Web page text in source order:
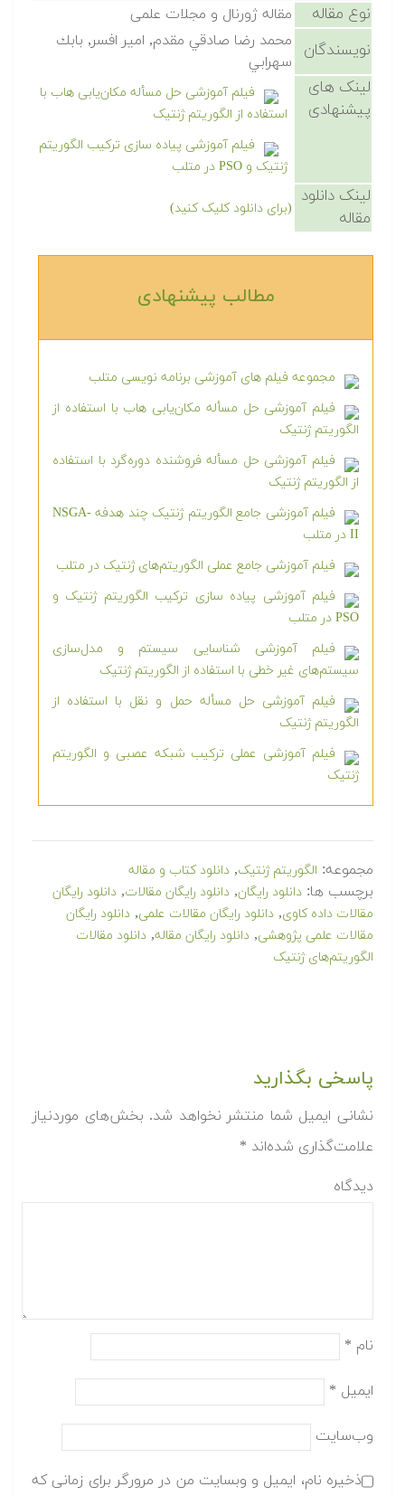
نوع مقاله مقاله ژورنال و مجلات علمی
نویسندگان
محمد رضا صادقي مقدم, امير افسر, بابك
سهرابي
لینک های
پیشنهادی
فیلم آموزشی حل مسأله مکان‌یابی هاب با
استفاده از الگوریتم ژنتیک
فیلم آموزشی پیاده سازی ترکیب الگوریتم
ژنتیک و PSO در متلب
لینک دانلود
مقاله
(برای دانلود کلیک کنید)
مطالب پیشنهادی‎
مجموعه فیلم های آموزشی برنامه نویسی متلب
فیلم آموزشی حل مسأله مکان‌یابی هاب با استفاده از
الگوریتم ژنتیک
فیلم آموزشی حل مسأله فروشنده دوره‌گرد با استفاده
از الگوریتم ژنتیک
فیلم آموزشی جامع الگوریتم ژنتیک چند هدفه NSGA-
II در متلب
فیلم آموزشی جامع عملی الگوریتم‌های ژنتیک در متلب
فیلم آموزشی پیاده سازی ترکیب الگوریتم ژنتیک و
PSO در متلب
فیلم آموزشی شناسایی سیستم و مدل‌سازی
سیستم‌های غیر خطی با استفاده از الگوریتم ژنتیک
فیلم آموزشی حل مسأله حمل و نقل با استفاده از
الگوریتم ژنتیک
فیلم آموزشی عملی ترکیب شبکه عصبی و الگوریتم
ژنتیک
مجموعه: الگوریتم ژنتیک, دانلود کتاب و مقاله
برچسب ها: دانلود رایگان, دانلود رایگان مقالات, دانلود رایگان
مقالات داده کاوی, دانلود رایگان مقالات علمی, دانلود رایگان
مقالات علمی پژوهشی, دانلود رایگان مقاله, دانلود مقالات
الگوریتم‌های ژنتیک
پاسخی بگذارید
نشانی ایمیل شما منتشر نخواهد شد. بخش‌های موردنیاز
علامت‌گذاری شده‌اند *
دیدگاه
نام *
ایمیل *
وب‌سایت
ذخیره نام، ایمیل و وبسایت من در مرورگر برای زمانی که